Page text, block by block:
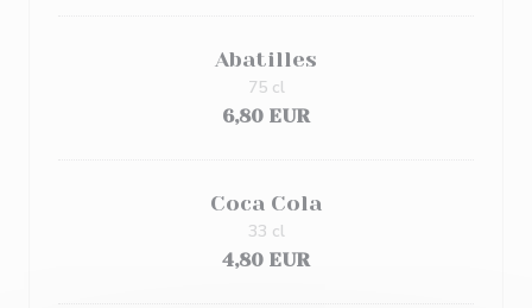
Abatilles
6,80 EUR
75 cl
Coca Cola
4,80 EUR
33 cl